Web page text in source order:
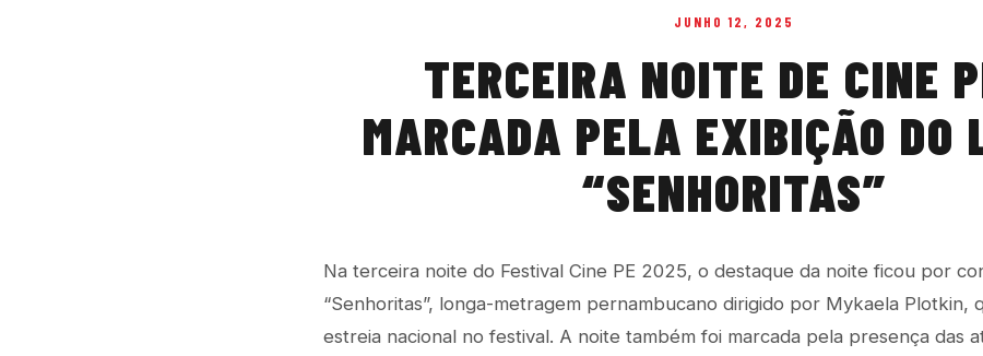
JUNHO 12, 2025
TERCEIRA NOITE DE CINE
MARCADA PELA EXIBIÇÃO DO
“SENHORITAS”
Na terceira noite do Festival Cine PE 2025, o destaque da noite ficou por
“Senhoritas”, longa-metragem pernambucano dirigido por Mykaela Plotkin,
estreia nacional no festival. A noite também foi marcada pela presença das